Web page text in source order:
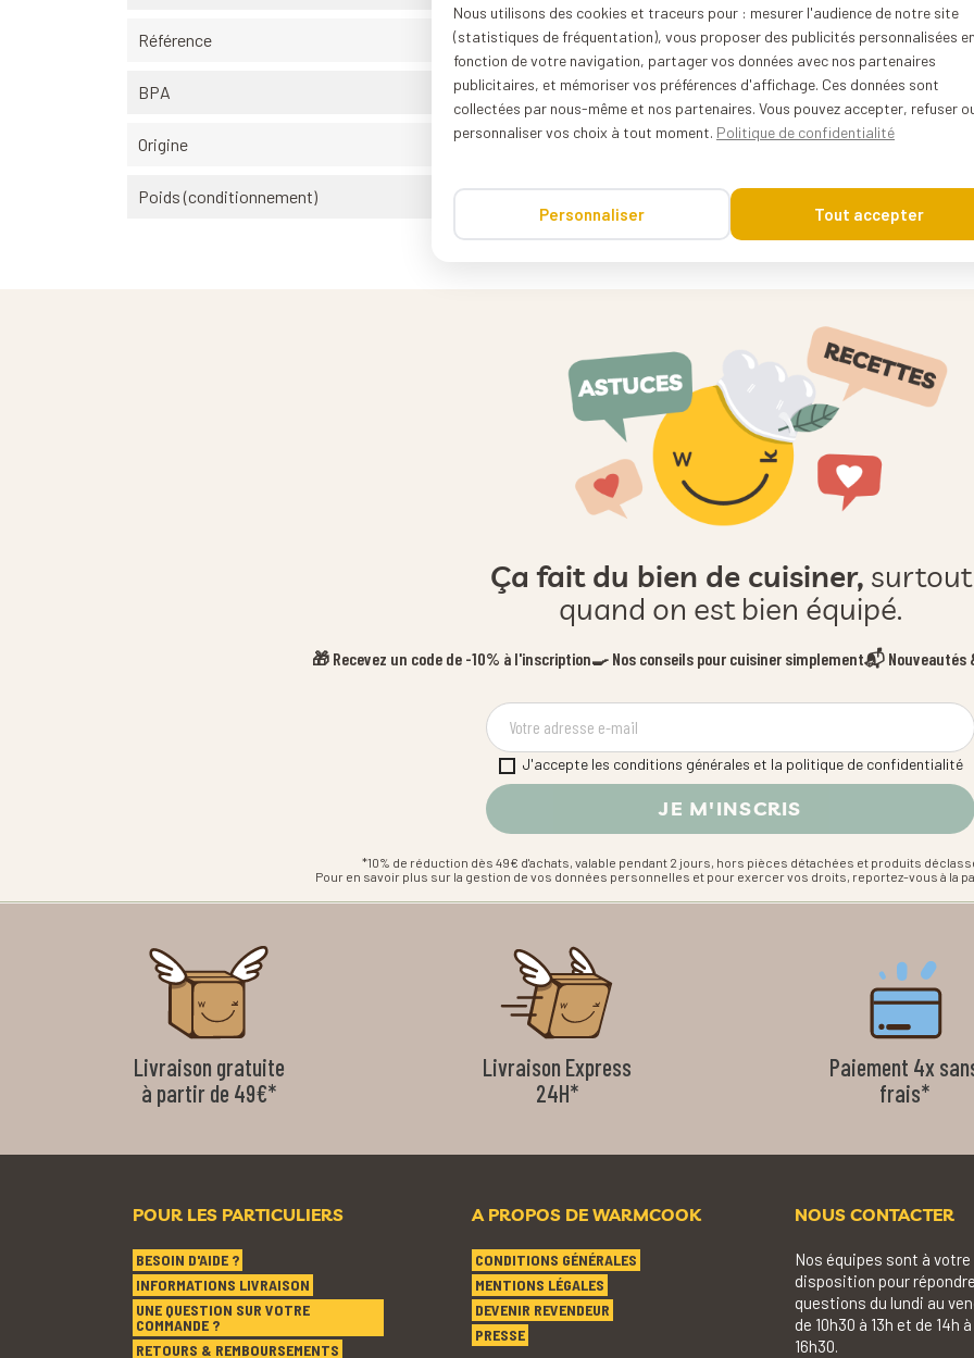
Référence B16
BPA 0%
Origine Corée du sud
Poids (conditionnement)
Ça fait du bien de cuisiner, surtout
quand on est bien équipé.
🎁 Recevez un code de -10% à l'inscription🍳 Nos conseils pour cuisiner simplement📬 Nouveautés
J'accepte les conditions générales et la politique de confidentialité
*10% de réduction dès 49€ d'achats, valable pendant 2 jours, hors pièces détachées et produits
Pour en savoir plus sur la gestion de vos données personnelles et pour exercer vos droits, reportez-vous à la
Livraison gratuite
à partir de 49€*
Livraison Express
24H*
Paiement 4x
frais*
POUR LES PARTICULIERS
BESOIN D'AIDE ?
INFORMATIONS LIVRAISON
UNE QUESTION SUR VOTRE
COMMANDE ?
RETOURS & REMBOURSEMENTS
A PROPOS DE WARMCOOK
CONDITIONS GÉNÉRALES
MENTIONS LÉGALES
DEVENIR REVENDEUR
PRESSE
NOUS CONTACTER
Nos équipes sont à votre
disposition pour
questions du lundi au
de 10h30 à 13h et de 14h à
16h30.
Nous utilisons des cookies et traceurs pour : mesurer l'audience de notre site
(statistiques de fréquentation), vous proposer des publicités personnalisées
fonction de votre navigation, partager vos données avec nos partenaires
publicitaires, et mémoriser vos préférences d'affichage. Ces données sont
collectées par nous-même et nos partenaires. Vous pouvez accepter, refuser
personnaliser vos choix à tout moment. Politique de confidentialité
Personnaliser Tout accepter